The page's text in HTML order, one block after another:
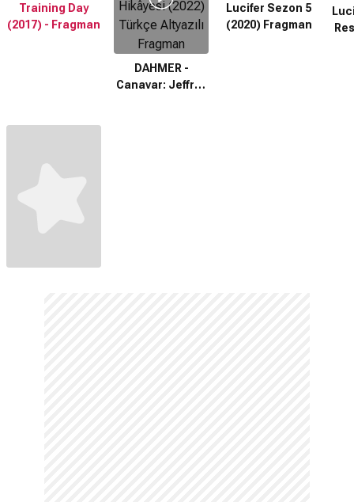
Training Day
(2017) - Fragman
DAHMER -
Canavar: Jeffrey
Lucifer Sezon 5
(2020) Fragman